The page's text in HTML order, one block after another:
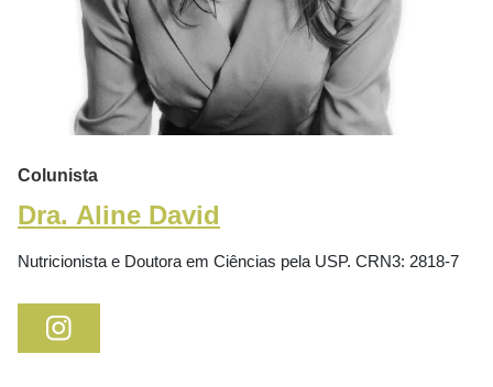
Colunista
Dra. Aline David
Nutricionista e Doutora em Ciências pela USP. CRN3: 2818-7